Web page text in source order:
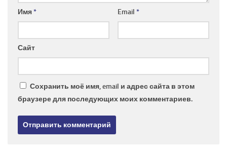
Имя* Email *
Сайт
Сохранить моё имя, email и адрес сайта в этом
браузере для последующих моих комментариев.